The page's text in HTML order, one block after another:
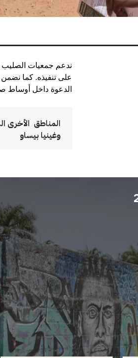
ندعم جمعيات الصليب
على تنفيذه. كما
الدعوة داخل أوساط
المناطق الأخرى
وغينيا بيساو